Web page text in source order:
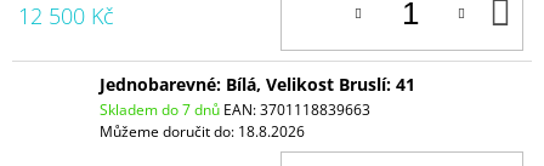
12 500 Kč
Jednobarevné: Bílá, Velikost Bruslí: 41
Skladem do 7 dnů EAN:3701118839663
Můžeme doručit do: 18.8.2026